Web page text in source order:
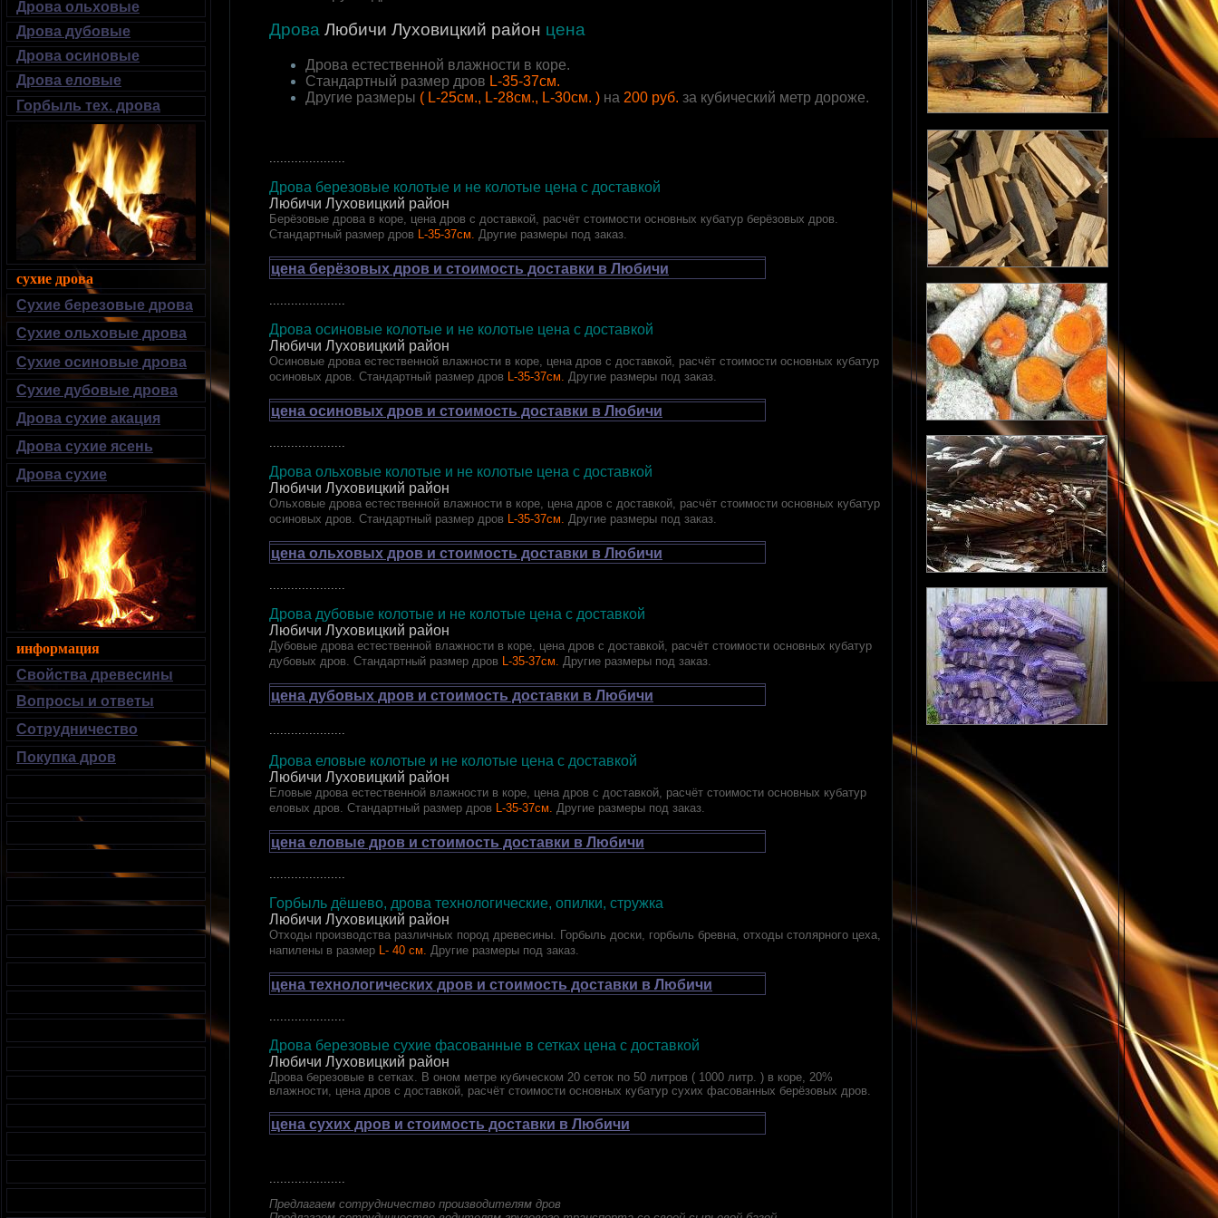
Дрова Любичи Луховицкий район цена
Дрова естественной влажности в коре.
Стандартный размер дров L-35-37см.
Другие размеры ( L-25см., L-28см., L-30см. ) на 200 руб. за кубический метр дороже.
Дрова березовые колотые и не колотые цена с доставкой
Любичи Луховицкий район
Берёзовые дрова в коре, цена дров с доставкой, расчёт стоимости основных кубатур берёзовых дров.
Стандартный размер дров
L-35-37см. Другие размеры под заказ.
цена берёзовых дров и стоимость доставки в Любичи
Дрова осиновые колотые и не колотые цена с доставкой
Любичи Луховицкий район
Осиновые дрова естественной влажности в коре, цена дров с доставкой, расчёт стоимости основных кубатур
осиновых дров. Стандартный размер дров
L-35-37см. Другие размеры под заказ.
цена осиновых дров и стоимость доставки в Любичи
Дрова ольховые колотые и не колотые цена с доставкой
Любичи Луховицкий район
Ольховые дрова естественной влажности в коре, цена дров с доставкой, расчёт стоимости основных кубатур
осиновых дров. Стандартный размер дров
L-35-37см. Другие размеры под заказ.
цена ольховых дров и стоимость доставки в Любичи
Дрова дубовые колотые и не колотые цена с доставкой
Любичи Луховицкий район
Дубовые дрова естественной влажности в коре, цена дров с доставкой, расчёт стоимости основных кубатур
дубовых дров. Стандартный размер дров
L-35-37см. Другие размеры под заказ.
цена дубовых дров и стоимость доставки в Любичи
Дрова еловые колотые и не колотые цена с доставкой
Любичи Луховицкий район
Еловые дрова естественной влажности в коре, цена дров с доставкой, расчёт стоимости основных кубатур
еловых дров. Стандартный размер дров L-35-37см. Другие размеры под заказ.
цена еловые дров и стоимость доставки в Любичи
.....................
Горбыль дёшево, дрова технологические, опилки, стружка
Любичи Луховицкий район
Отходы производства различных пород древесины. Горбыль доски, горбыль бревна, отходы столярного цеха,
напилены в размер L- 40 см. Другие размеры под заказ.
цена технологических дров и стоимость доставки в Любичи
.....................
Дрова березовые сухие фасованные в сетках цена с доставкой
Любичи Луховицкий район
Дрова березовые в сетках. В оном метре кубическом 20 сеток по 50 литров ( 1000 литр. ) в коре, 20%
влажности, цена дров с доставкой, расчёт стоимости основных кубатур сухих фасованных берёзовых дров.
цена сухих дров и стоимость доставки в Любичи
.....................
Предлагаем сотрудничество производителям дров
Дрова ольховые
Дрова дубовые
Дрова осиновые
Дрова еловые
Горбыль тех. дрова
сухие дрова
Сухие березовые дрова
Сухие ольховые дрова
Сухие осиновые дрова
Сухие дубовые дрова
Дрова сухие акация
Дрова сухие ясень
Дрова сухие
информация
Свойства древесины
Вопросы и ответы
Сотрудничество
Покупка дров